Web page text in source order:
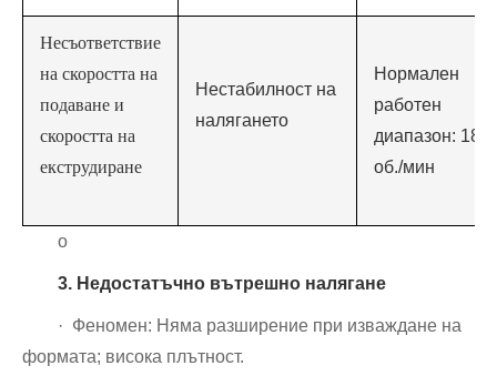
Несъответствие
на скоростта на
подаване и
скоростта на
екструдиране
Нестабилност на
налягането
Нормален
работен
диапазон: 18-
об./мин
о
3. Недостатъчно вътрешно налягане
· Феномен: Няма разширение при изваждане на
формата; висока плътност.